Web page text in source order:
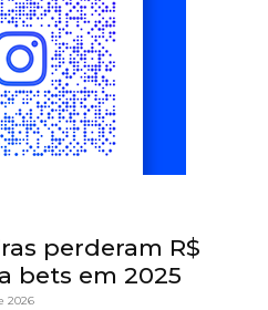
perderam R$
bets em 2025
2026